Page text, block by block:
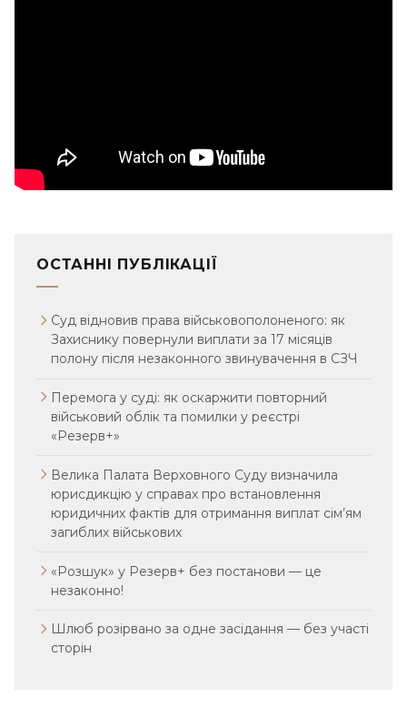
ОСТАННІ ПУБЛІКАЦІЇ
Суд відновив права військовополоненого: як
Захиснику повернули виплати за 17 місяців
полону після незаконного звинувачення в СЗЧ
Перемога у суді: як оскаржити повторний
військовий облік та помилки у реєстрі
«Резерв+»
Велика Палата Верховного Суду визначила
юрисдикцію у справах про встановлення
юридичних фактів для отримання виплат сім’ям
загиблих військових
«Розшук» у Резерв+ без постанови — це
незаконно!
Шлюб розірвано за одне засідання — без участі
сторін